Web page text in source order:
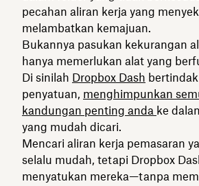
pecahan aliran kerja yang
melambatkan kemajuan.
Bukannya pasukan kekurangan
hanya memerlukan alat yang
Di sinilah Dropbox Dash
penyatuan, menghimpunkan
kandungan penting anda ke
yang mudah dicari.
Mencari aliran kerja pemasaran
selalu mudah, tetapi Dropbox
menyatukan mereka—tanpa